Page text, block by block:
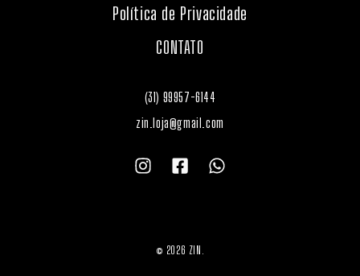
Política de Privacidade
CONTATO
(31) 99957-6144
zin.loja@gmail.com
© 2026 ZIN.